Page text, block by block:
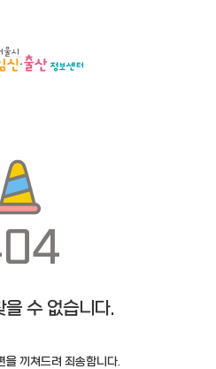
을 수 없습니다.
을 끼쳐드려 죄송합니다.